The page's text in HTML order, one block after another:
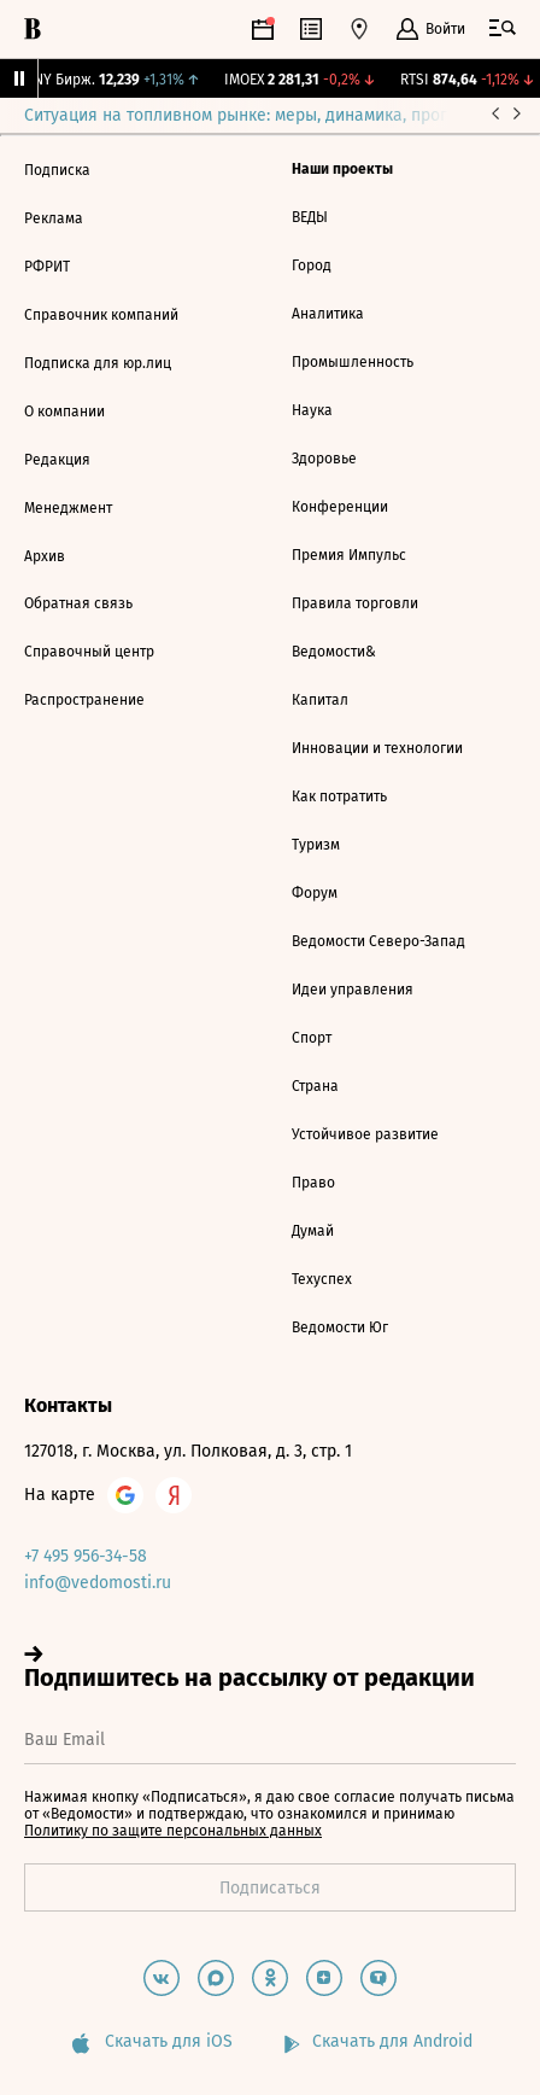
Войти
CNY Бирж. 12,239 +1,31%↑ IMOEX 2 281,31 -0,2%↓ RTSI 874,64 -1,12%↓
Ситуация на топливном рынке: меры, динамика, прогнозы
Подписка
Реклама
РФРИТ
Справочник компаний
Подписка для юр.лиц
О компании
Редакция
Менеджмент
Архив
Обратная связь
Справочный центр
Распространение
Наши проекты
ВЕДЫ
Город
Аналитика
Промышленность
Наука
Здоровье
Конференции
Премия Импульс
Правила торговли
Ведомости&
Капитал
Инновации и технологии
Как потратить
Туризм
Форум
Ведомости Северо-Запад
Идеи управления
Спорт
Страна
Устойчивое развитие
Право
Думай
Техуспех
Ведомости Юг
Контакты
127018, г. Москва, ул. Полковая, д. 3, стр. 1
На карте
+7 495 956-34-58
info@vedomosti.ru
Нажимая кнопку «Подписаться», я даю свое согласие получать письма
от «Ведомости» и подтверждаю, что ознакомился и принимаю
Политику по защите персональных данных
Скачать для iOS Скачать для Android